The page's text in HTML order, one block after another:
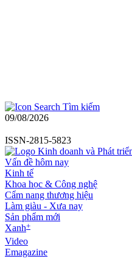
Tìm kiếm
09/08/2026
ISSN-2815-5823
Vấn đề hôm nay
Kinh tế
Khoa học & Công nghệ
Cẩm nang thương hiệu
Làm giàu - Xưa nay
Sản phẩm mới
Xanh+
Video
Emagazine